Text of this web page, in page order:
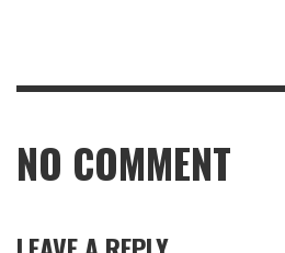
NO COMMENT